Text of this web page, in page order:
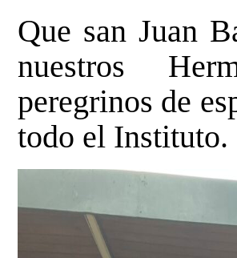
Que san Juan
nuestros
peregrinos de
todo el Instituto.